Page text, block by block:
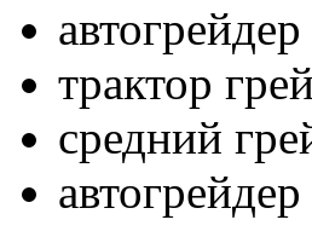
трактор
средний